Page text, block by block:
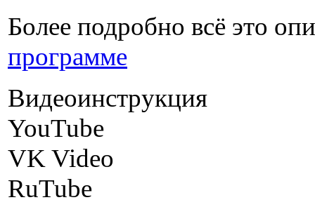
Более подробно всё это
программе
Видеоинструкция
YouTube
VK Video
RuTube